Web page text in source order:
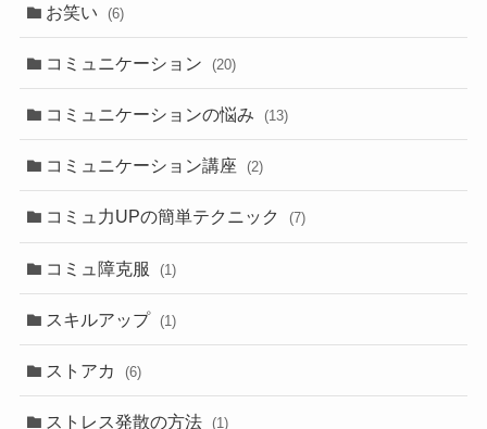
お笑い (6)
コミュニケーション (20)
コミュニケーションの悩み (13)
コミュニケーション講座 (2)
コミュ力UPの簡単テクニック (7)
コミュ障克服 (1)
スキルアップ (1)
ストアカ (6)
ストレス発散の方法 (1)